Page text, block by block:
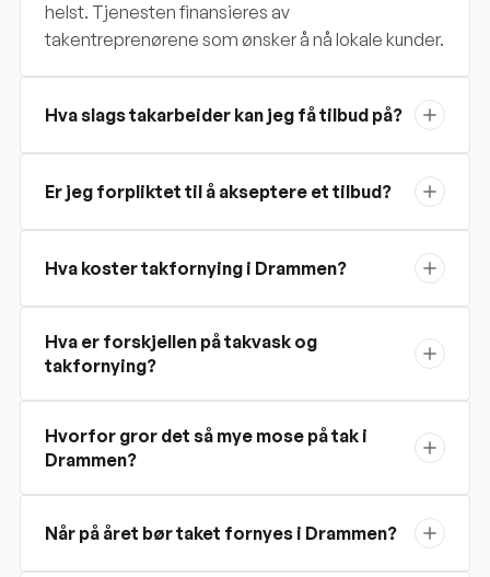
helst. Tjenesten finansieres av
takentreprenørene som ønsker å nå lokale kunder.
Hva slags takarbeider kan jeg få tilbud på?
Er jeg forpliktet til å akseptere et tilbud?
Hva koster takfornying i Drammen?
Hva er forskjellen på takvask og
takfornying?
Hvorfor gror det så mye mose på tak i
Drammen?
Når på året bør taket fornyes i Drammen?